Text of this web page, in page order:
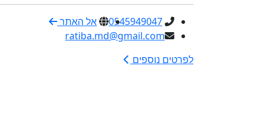
0545949047
אל האתר
ratiba.md@gmail.com
לפרטים נוספים